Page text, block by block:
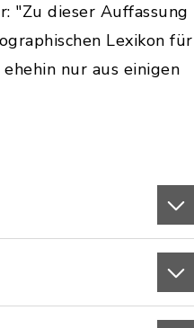
"Zu dieser Auffassung
Lexikon für
nur aus einigen